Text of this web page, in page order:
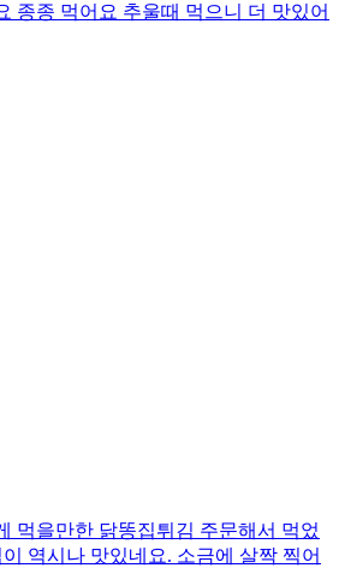
종종 먹어요 추울때 먹으니 더 맛있어
먹을만한 닭똥집튀김 주문해서 먹었
역시나 맛있네요. 소금에 살짝 찍어